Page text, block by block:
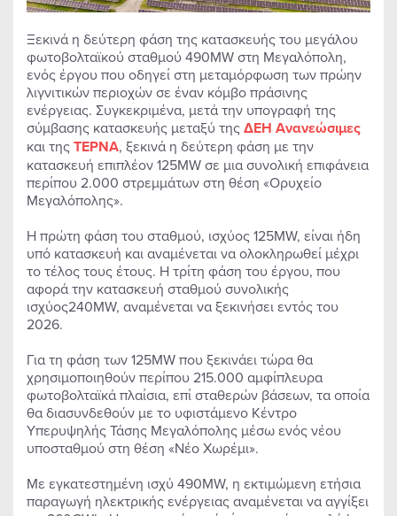
Ξεκινά η δεύτερη φάση της κατασκευής του μεγάλου
φωτοβολταϊκού σταθμού 490MW στη Μεγαλόπολη,
ενός έργου που οδηγεί στη μεταμόρφωση των πρώην
λιγνιτικών περιοχών σε έναν κόμβο πράσινης
ενέργειας. Συγκεκριμένα, μετά την υπογραφή της
σύμβασης κατασκευής μεταξύ τηςΔΕΗ Ανανεώσιμες
και τηςΤΕΡΝΑ, ξεκινά η δεύτερη φάση με την
κατασκευή επιπλέον 125MW σε μια συνολική επιφάνεια
περίπου 2.000 στρεμμάτων στη θέση «Ορυχείο
Μεγαλόπολης».
Η πρώτη φάση του σταθμού, ισχύος 125MW, είναι ήδη
υπό κατασκευή και αναμένεται να ολοκληρωθεί μέχρι
το τέλος τους έτους. Η τρίτη φάση του έργου, που
αφορά την κατασκευή σταθμού συνολικής
ισχύος240MW, αναμένεται να ξεκινήσει εντός του
2026.
Για τη φάση των 125ΜW που ξεκινάει τώρα θα
χρησιμοποιηθούν περίπου 215.000 αμφίπλευρα
φωτοβολταϊκά πλαίσια, επί σταθερών βάσεων, τα οποία
θα διασυνδεθούν με το υφιστάμενο Κέντρο
Υπερυψηλής Τάσης Μεγαλόπολης μέσω ενός νέου
υποσταθμού στη θέση «Νέο Χωρέμι».
Με εγκατεστημένη ισχύ 490MW, η εκτιμώμενη ετήσια
παραγωγή ηλεκτρικής ενέργειας αναμένεται να αγγίξει